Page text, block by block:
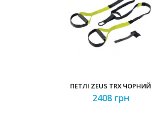
ПЕТЛІ ZEUS TRX ЧОРНИЙ
2408 грн